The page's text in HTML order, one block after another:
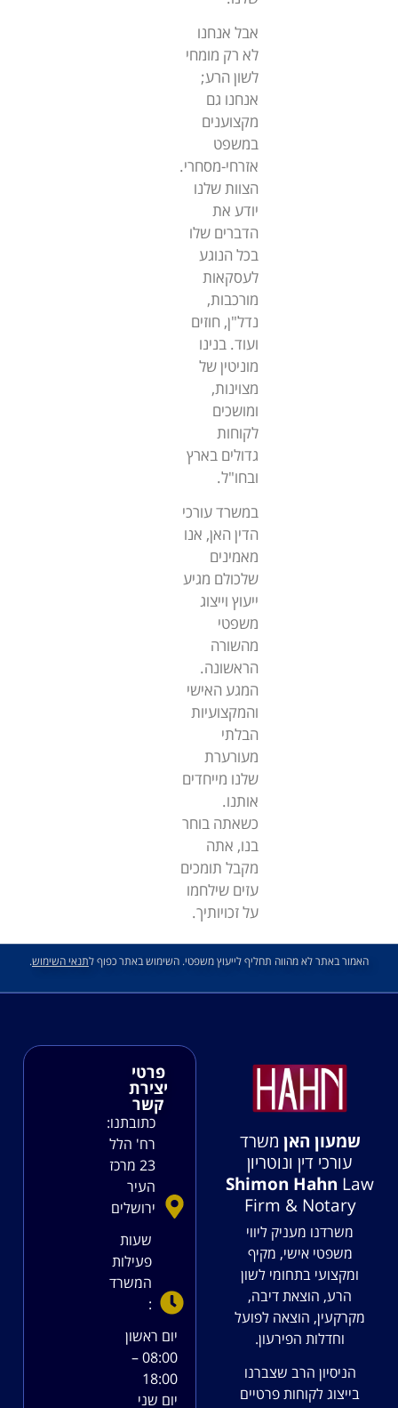
אבל אנחנו
לא רק מומחי
לשון הרע;
אנחנו גם
מקצוענים
במשפט
אזרחי-מסחרי.
הצוות שלנו
יודע את
הדברים שלו
בכל הנוגע
לעסקאות
מורכבות,
נדל"ן, חוזים
ועוד. בנינו
מוניטין של
מצוינות,
ומושכים
לקוחות
גדולים בארץ
ובחו"ל.
במשרד עורכי
הדין האן, אנו
מאמינים
שלכולם מגיע
ייעוץ וייצוג
משפטי
מהשורה
הראשונה.
המגע האישי
והמקצועיות
הבלתי
מעורערת
שלנו מייחדים
אותנו.
כשאתה בוחר
בנו, אתה
מקבל תומכים
עזים שילחמו
על זכויותיך.
האמור באתר לא מהווה תחליף לייעוץ משפטי. השימוש באתר כפוף לתנאי השימוש.
שמעון האן משרד
עורכי דין ונוטריון
Shimon Hahn Law
Firm & Notary
משרדנו מעניק ליווי
משפטי אישי, מקיף
ומקצועי בתחומי לשון
הרע, הוצאת דיבה,
מקרקעין, הוצאה לפועל
וחדלות הפירעון.
הניסיון הרב שצברנו
בייצוג לקוחות פרטיים
פרטי
יצירת
קשר
כתובתנו:
רח' הלל
23 מרכז
העיר
ירושלים
שעות
פעילות
המשרד
:
יום ראשון
08:00 –
18:00
יום שני